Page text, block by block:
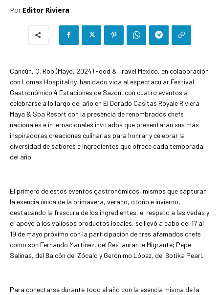
Por Editor Riviera
Cancún, Q. Roo (Mayo, 2024) Food & Travel México, en colaboración
con Lomas Hospitality, han dado vida al espectacular Festival
Gastronómico 4 Estaciones de Sazón, con cuatro eventos a
celebrarse a lo largo del año en El Dorado Casitas Royale Riviera
Maya & Spa Resort con la presencia de renombrados chefs
nacionales e internacionales invitados que presentarán sus más
inspiradoras creaciones culinarias para honrar y celebrar la
diversidad de sabores e ingredientes que ofrece cada temporada
del año.
El primero de estos eventos gastronómicos, mismos que capturan
la esencia única de la primavera, verano, otoño e invierno,
destacando la frescura de los ingredientes, el respeto a las vedas y
el apoyo a los valiosos productos locales, se llevó a cabo del 17 al
19 de mayo próximo con la participación de tres afamados chefs
como son Fernando Martínez, del Restaurante Migrante; Pepe
Salinas, del Balcón del Zócalo y Gerónimo López, del Botika Pearl.
Para conectarse durante todo el año con la esencia misma de la